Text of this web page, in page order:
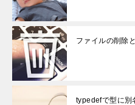
ファイルの削除
typedefで型に別